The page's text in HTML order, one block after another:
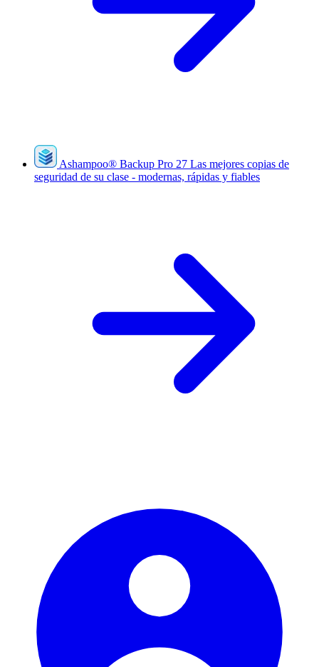
Ashampoo® Backup Pro 27 Las mejores copias de
seguridad de su clase - modernas, rápidas y fiables